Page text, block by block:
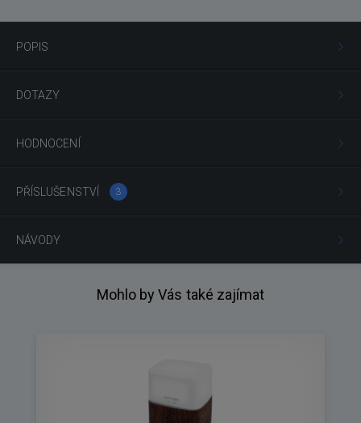
POPIS
DOTAZY
HODNOCENÍ
PŘÍSLUŠENSTVÍ 3
NÁVODY
Mohlo by Vás také zajímat